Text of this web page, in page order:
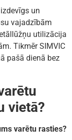
un
vajadzībām
utilizācija
Tikmēr SIMVIC
pašā dienā bez
vietā?
varētu rasties?